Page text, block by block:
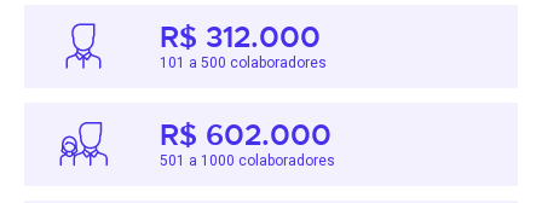
R$ 312.000
101 a 500 colaboradores
R$ 602.000
501 a 1000 colaboradores